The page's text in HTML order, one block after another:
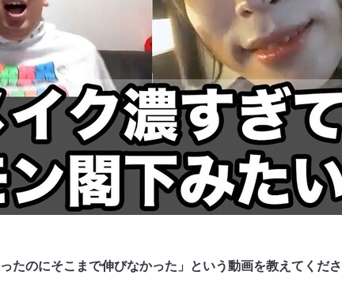
たのにそこまで伸びなかった」という動画を教えてくだ